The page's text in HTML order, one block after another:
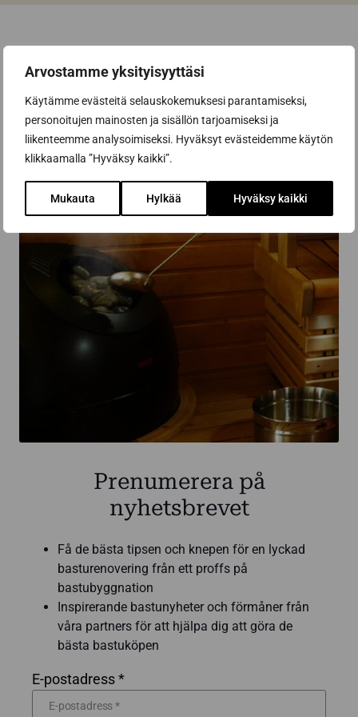
Arvostamme yksityisyyttäsi
Käytämme evästeitä selauskokemuksesi parantamiseksi,
personoitujen mainosten ja sisällön tarjoamiseksi ja
liikenteemme analysoimiseksi. Hyväksyt evästeidemme käytön
klikkaamalla ”Hyväksy kaikki”.
Mukauta Hylkää Hyväksy kaikki
Prenumerera på
nyhetsbrevet
Få de bästa tipsen och knepen för en lyckad
basturenovering från ett proffs på
bastubyggnation
Inspirerande bastunyheter och förmåner från
våra partners för att hjälpa dig att göra de
bästa bastuköpen
E-postadress *